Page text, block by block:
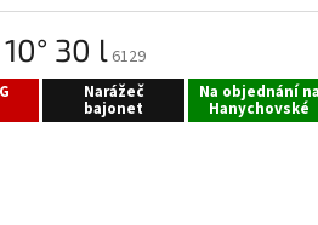
30 l6129
Narážeč
bajonet
Na objednání na
Hanychovské